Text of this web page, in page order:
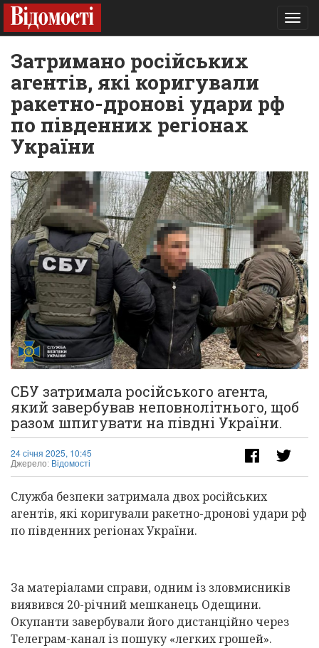
Затримано російських
агентів, які коригували
ракетно-дронові удари рф
по південних регіонах
України
СБУ затримала російського агента,
який завербував неповнолітнього, щоб
разом шпигувати на півдні України.
24 січня 2025, 10:45
Джерело: Відомості
Служба безпеки затримала двох російських
агентів, які коригували ракетно-дронові удари рф
по південних регіонах України.
За матеріалами справи, одним із зловмисників
виявився 20-річний мешканець Одещини.
Окупанти завербували його дистанційно через
Телеграм-канал із пошуку «легких грошей».